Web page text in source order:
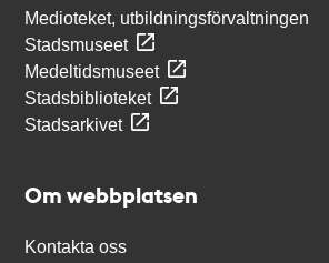
Medioteket, utbildningsförvaltningen
Stadsmuseet
Medeltidsmuseet
Stadsbiblioteket
Stadsarkivet
Om webbplatsen
Kontakta oss